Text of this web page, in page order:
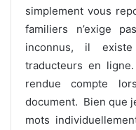
simplement vous
familiers n’exige
inconnus, il
traducteurs en
rendue compte
document. Bien que
mots